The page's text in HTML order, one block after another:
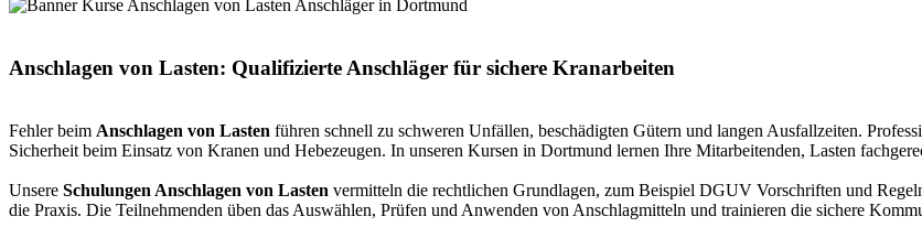
Anschlagen von Lasten: Qualifizierte Anschläger für sichere Kranarbeiten
Fehler beim Anschlagen von Lasten führen schnell zu schweren Unfällen, beschädigten Gütern und langen Ausfallzeiten.
Sicherheit beim Einsatz von Kranen und Hebezeugen. In unseren Kursen in Dortmund lernen Ihre Mitarbeitenden, Lasten
Unsere Schulungen Anschlagen von Lasten vermitteln die rechtlichen Grundlagen, zum Beispiel DGUV Vorschriften und
die Praxis. Die Teilnehmenden üben das Auswählen, Prüfen und Anwenden von Anschlagmitteln und trainieren die sichere